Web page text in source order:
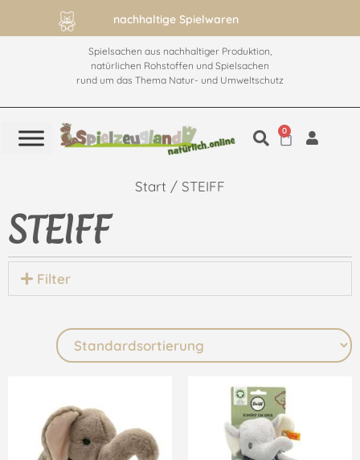
nachhaltige Spielwaren
Spielsachen aus nachhaltiger Produktion,
natürlichen Rohstoffen und Spielsachen
rund um das Thema Natur- und Umweltschutz
0
Start / STEIFF
STEIFF
Filter